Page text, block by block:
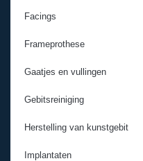
Facings
Frameprothese
Gaatjes en vullingen
Gebitsreiniging
Herstelling van kunstgebit
Implantaten